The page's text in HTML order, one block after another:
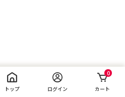
トップ ログイン
0
カート